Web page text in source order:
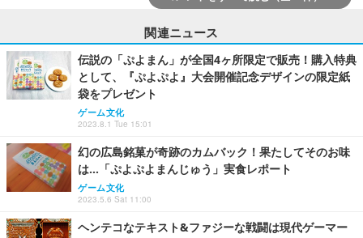
関連ニュース
伝説の「ぷよまん」が全国4ヶ所限定で販売！購入特典
として、『ぷよぷよ』大会開催記念デザインの限定紙
袋をプレゼント
ゲーム文化
2023.8.1 Tue 15:01
幻の広島銘菓が奇跡のカムバック！果たしてそのお味
は…「ぷよぷよまんじゅう」実食レポート
ゲーム文化
2023.5.6 Sat 11:00
ヘンテコなテキスト&ファジーな戦闘は現代ゲーマー